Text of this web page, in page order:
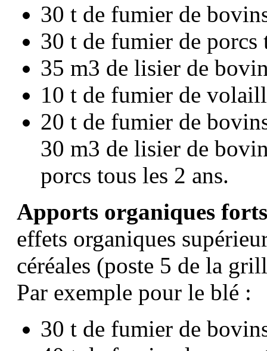
30 t de fumier de
30 t de fumier de porcs
35 m3 de lisier de
10 t de fumier de
20 t de fumier de
30 m3 de lisier de
porcs tous les 2 ans.
Apports organiques
effets organiques
céréales (poste 5 de la
Par exemple pour le blé :
30 t de fumier de